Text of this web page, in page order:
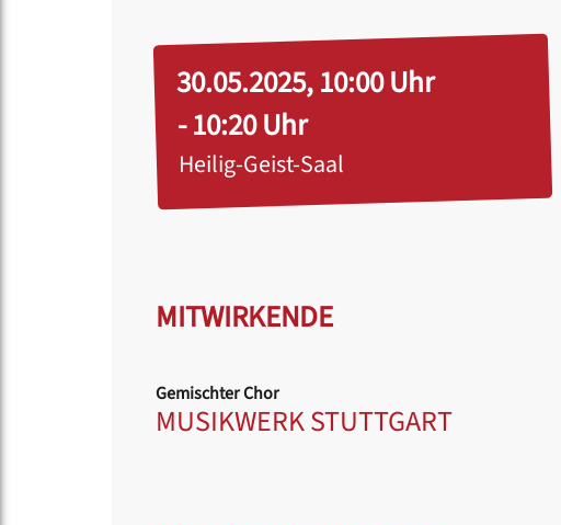
30.05.2025, 10:00 Uhr
- 10:20 Uhr
Heilig-Geist-Saal
MITWIRKENDE
Gemischter Chor
MUSIKWERK STUTTGART